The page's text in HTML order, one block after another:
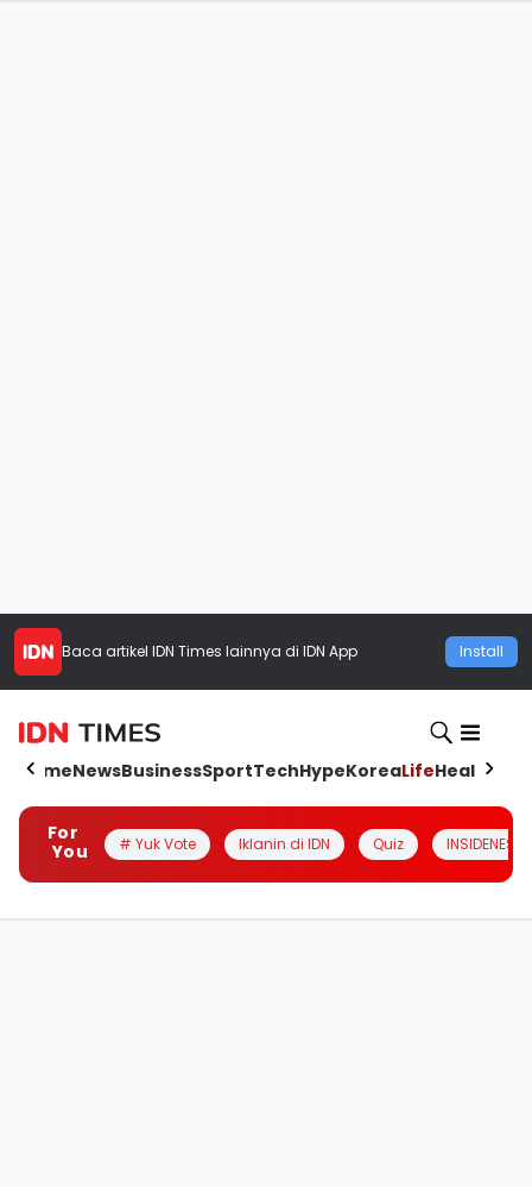
Baca artikel IDN Times lainnya di IDN App Install
HomeNewsBusinessSportTechHypeKoreaLifeHealth
For
You
# Yuk Vote Iklanin di IDN Quiz INSIDENESIA